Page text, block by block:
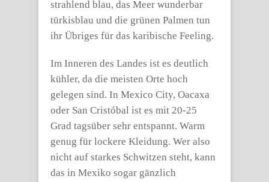
strahlend blau, das Meer wunderbar
türkisblau und die grünen Palmen tun
ihr Übriges für das karibische Feeling.
Im Inneren des Landes ist es deutlich
kühler, da die meisten Orte hoch
gelegen sind. In Mexico City, Oacaxa
oder San Cristóbal ist es mit 20-25
Grad tagsüber sehr entspannt. Warm
genug für lockere Kleidung. Wer also
nicht auf starkes Schwitzen steht, kann
das in Mexiko sogar gänzlich